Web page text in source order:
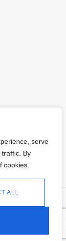
serve
By
cookies.
ALL